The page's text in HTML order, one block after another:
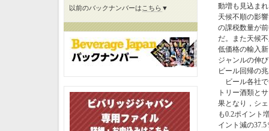
動増も見込ま
天候不順の影
の課税数量が
だ。また天候
低価格の輸入
ジャンルの伸
ビール回帰の
ビール各社で
トリー酒類と
果となり，シ
も0.2ポイント
イント減の
以前のバックナンバーは こちら ▼